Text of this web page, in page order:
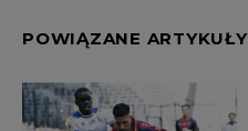
POWIĄZANE ARTYKUŁY